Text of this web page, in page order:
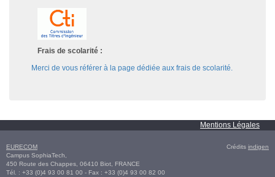
Frais de scolarité :
Merci de vous référer à la page dédiée aux frais de scolarité.
Mentions Légales
Crédits indigen
EURECOM
Campus SophiaTech,
450 Route des Chappes, 06410 Biot, FRANCE
Tél. : +33 (0)4 93 00 81 00 - Fax : +33 (0)4 93 00 82 00